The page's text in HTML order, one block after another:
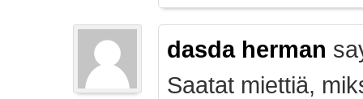
dasda herman
Saatat miettiä,